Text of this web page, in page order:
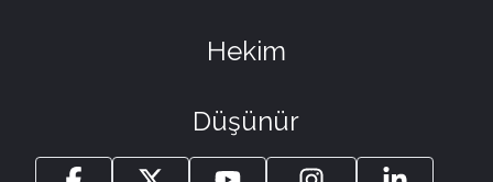
Hekim
Düşünür